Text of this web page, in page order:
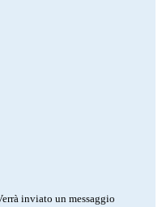
inviato un messaggio